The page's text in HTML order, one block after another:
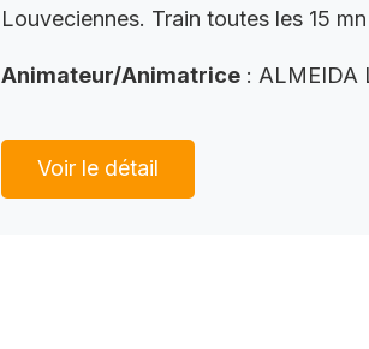
Louveciennes. Train toutes les 15
Animateur/Animatrice : ALMEIDA
Voir le détail